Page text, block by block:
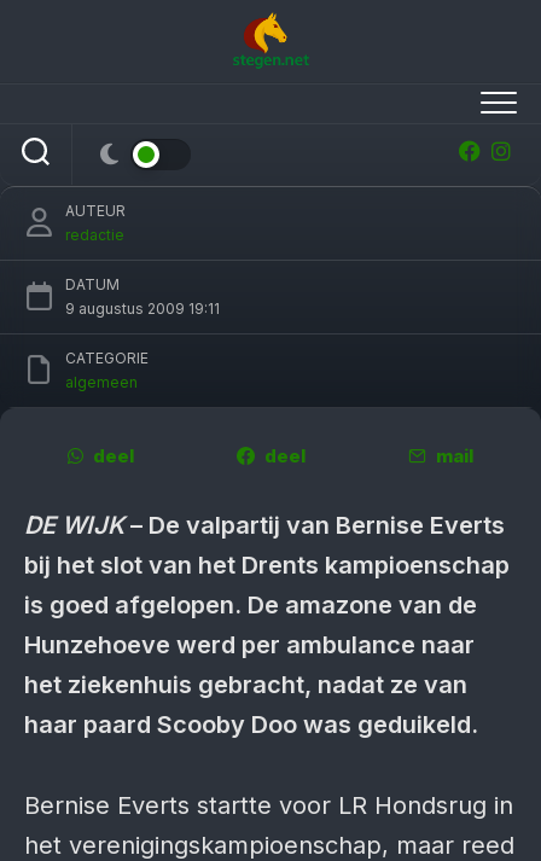
Valpartij op kampioenschap loopt goed af
AUTEUR
redactie
DATUM
9 augustus 2009 19:11
CATEGORIE
algemeen
deel deel mail
DE WIJK– De valpartij van Bernise Everts
bij het slot van het Drents kampioenschap
is goed afgelopen. De amazone van de
Hunzehoeve werd per ambulance naar
het ziekenhuis gebracht, nadat ze van
haar paard Scooby Doo was geduikeld.
Bernise Everts startte voor LR Hondsrug in
het verenigingskampioenschap, maar reed